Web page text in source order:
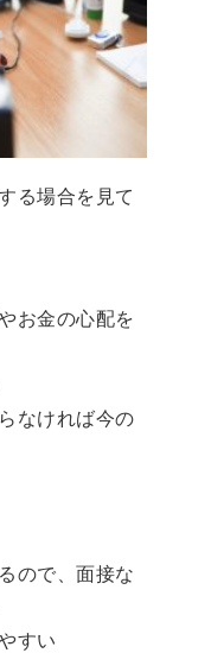
る場合を見て
お金の心配を
なければ今の
ので、面接な
すい